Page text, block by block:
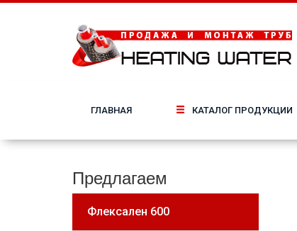
ГЛАВНАЯ КАТАЛОГ ПРОДУКЦИИ
Предлагаем
Флексален 600